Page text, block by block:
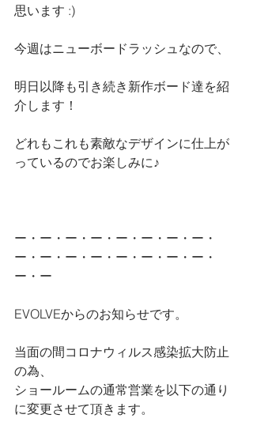
思います :)
今週はニューボードラッシュなので、
明日以降も引き続き新作ボード達を紹
介します！
どれもこれも素敵なデザインに仕上が
っているのでお楽しみに♪
ー・ー・ー・ー・ー・ー・ー・ー・
ー・ー・ー・ー・ー・ー・ー・ー・
ー・ー
EVOLVEからのお知らせです。
当面の間コロナウィルス感染拡大防止
の為、
ショールームの通常営業を以下の通り
に変更させて頂きます。